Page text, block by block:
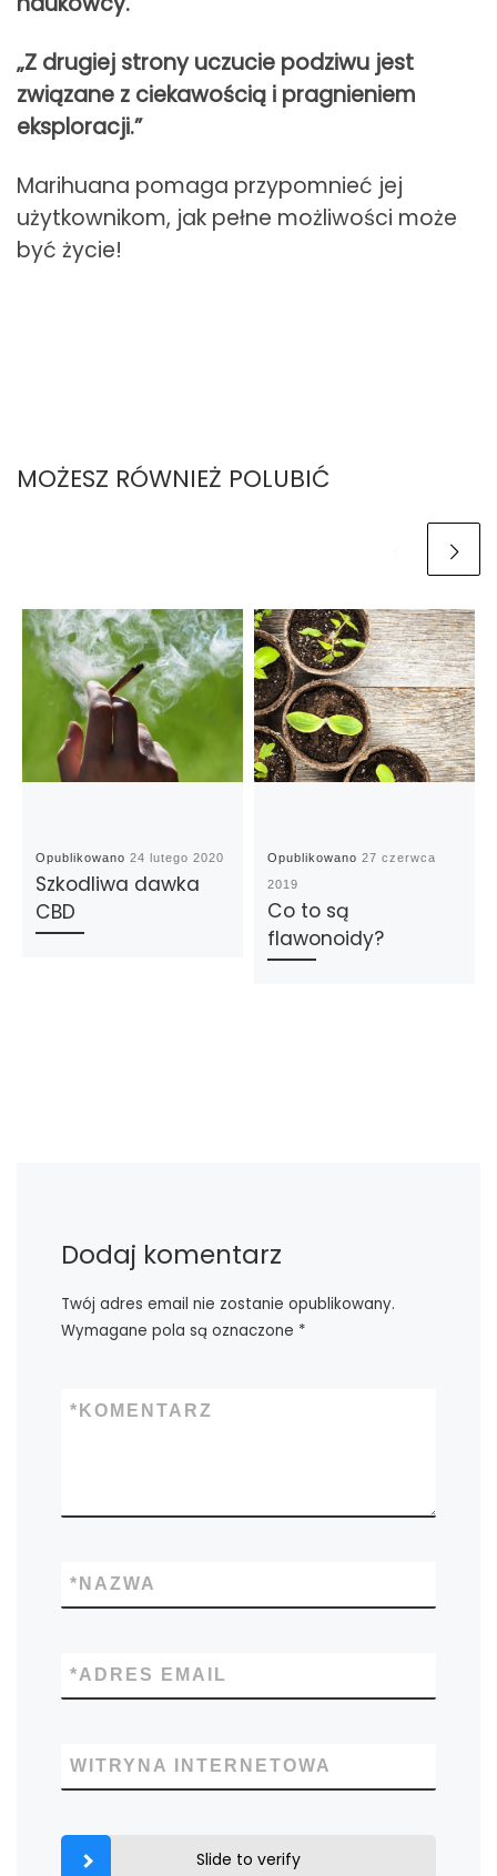
„Z drugiej strony uczucie podziwu jest
związane z ciekawością i pragnieniem
eksploracji.”
Marihuana pomaga przypomnieć jej
użytkownikom, jak pełne możliwości może
być życie!
MOŻESZ RÓWNIEŻ POLUBIĆ
Opublikowano24 lutego 2020
Szkodliwa dawka
CBD
Opublikowano27 czerwca
2019
Co to są
flawonoidy?
Dodaj komentarz
Twój adres email nie zostanie opublikowany.
Wymagane pola są oznaczone *
KOMENTARZ
*
NAZWA
*
ADRES EMAIL
*
WITRYNA INTERNETOWA
Slide to verify